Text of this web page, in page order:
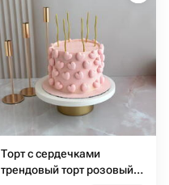
Торт с сердечками
трендовый торт розовый